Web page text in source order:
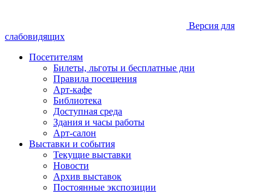
Версия для
слабовидящих
Посетителям
Билеты, льготы и бесплатные дни
Правила посещения
Арт-кафе
Библиотека
Доступная среда
Здания и часы работы
Арт-салон
Выставки и события
Текущие выставки
Новости
Архив выставок
Постоянные экспозиции